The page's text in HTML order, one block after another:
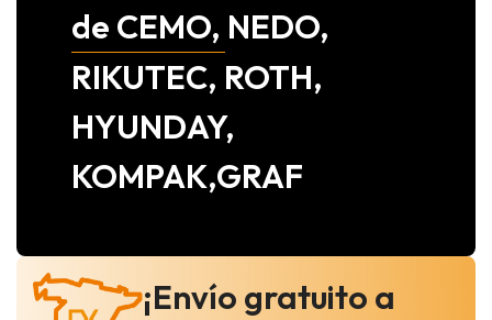
de CEMO, NEDO,
RIKUTEC, ROTH,
HYUNDAY,
KOMPAK,GRAF
¡Envío gratuito a